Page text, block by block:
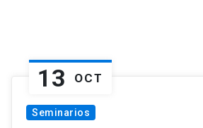
13 OCT
Seminarios